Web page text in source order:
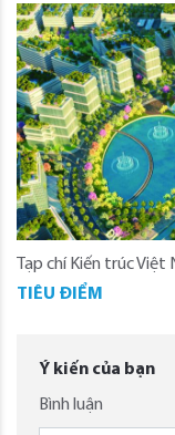
Tạp chí Kiến trúc Việt
TIÊU ĐIỂM
Ý kiến của bạn
Bình luận